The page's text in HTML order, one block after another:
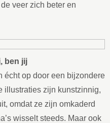
veer zich beter en
ben jij
écht op door een bijzondere
illustraties zijn kunstzinnig,
omdat ze zijn omkaderd
wisselt steeds. Maar ook